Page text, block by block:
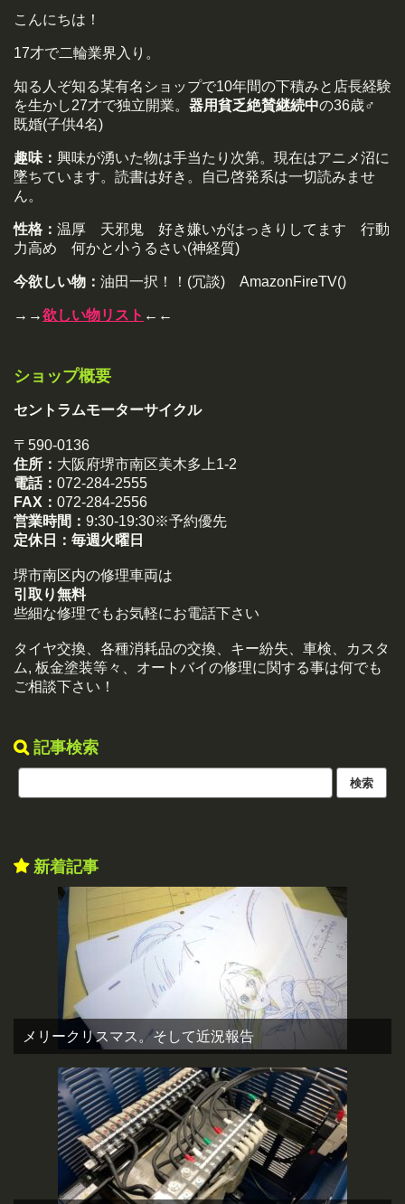
こんにちは！
17才で二輪業界入り。
知る人ぞ知る某有名ショップで10年間の下積みと店長経験
を生かし27才で独立開業。 器用貧乏絶賛継続中の36歳♂
既婚(子供4名)
趣味： 興味が湧いた物は手当たり次第。現在はアニメ沼に
墜ちています。読書は好き。自己啓発系は一切読みませ
ん。
性格： 温厚 天邪鬼 好き嫌いがはっきりしてます 行動
力高め 何かと小うるさい(神経質)
今欲しい物： 油田一択！！(冗談) AmazonFireTV()
→→欲しい物リスト ←←
ショップ概要
セントラムモーターサイクル
〒590-0136
住所： 大阪府堺市南区美木多上1-2
電話： 072-284-2555
FAX： 072-284-2556
営業時間： 9:30-19:30※予約優先
定休日： 毎週火曜日
堺市南区内の修理車両は
引取り無料
些細な修理でもお気軽にお電話下さい
タイヤ交換、各種消耗品の交換、キー紛失、車検、カスタ
ム, 板金塗装等々、オートバイの修理に関する事は何でも
ご相談下さい！
記事検索
新着記事
メリークリスマス。そして近況報告